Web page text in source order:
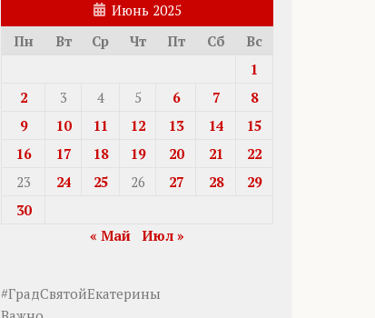
Июнь 2025
Пн
Вт Ср Чт Пт Сб
Вс
1
2
3 4 5 6 7
8
9
10 11 12 13 14
15
16
17 18 19 20 21
22
23
24 25 26 27 28
29
30
« Май Июл »
#ГрадСвятойЕкатерины